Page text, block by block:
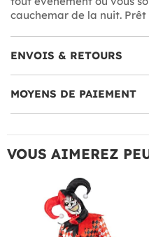
cauchemar de la nuit.
ENVOIS & RETOURS
MOYENS DE PAIEMENT
VOUS AIMEREZ